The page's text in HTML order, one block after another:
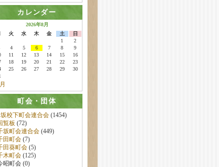
カレンダー
2026年8月
火 水 木 金 土
日
1
2
4 5 6 7 8
9
11 12 13 14 15
16
18 19 20 21 22
23
25 26 27 28 29
30
町会・団体
校下町会連合会(1454)
覧板 (72)
坂町会連合会(449)
田町会(7)
田葵町会(5)
木町会(125)
昭町会 (0)